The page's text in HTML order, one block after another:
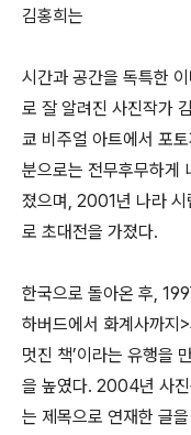
김홍희는
시간과 공간을 독특한
로 잘 알려진 사진작가
쿄 비주얼 아트에서 포
분으로는 전무후무하게
졌으며, 2001년 나라 시
로 초대전을 가졌다.
한국으로 돌아온 후,
하버드에서 화계사까지
멋진 책’이라는 유행을
을 높였다. 2004년 사진
는 제목으로 연재한 글